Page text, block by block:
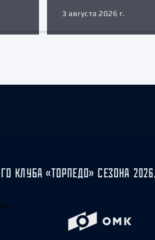
3 августа 2026 г.
КЛУБА «ТОРПЕДО» СЕЗОНА